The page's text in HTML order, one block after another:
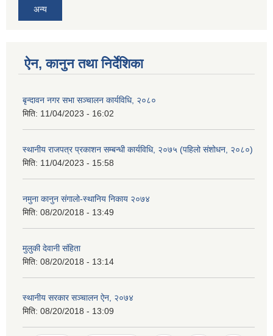
अन्य
ऐन, कानुन तथा निर्देशिका
बृन्दावन नगर सभा सञ्चालन कार्यविधि, २०८०
मिति: 11/04/2023 - 16:02
स्थानीय राजपत्र प्रकाशन सम्बन्धी कार्यविधि, २०७५ (पहिलो संशोधन, २०८०)
मिति: 11/04/2023 - 15:58
नमुना कानुन संगालो-स्थानिय निकाय २०७४
मिति: 08/20/2018 - 13:49
मुलुकी देवानी संहिता
मिति: 08/20/2018 - 13:14
स्थानीय सरकार सञ्चालन ऐन, २०७४
मिति: 08/20/2018 - 13:09